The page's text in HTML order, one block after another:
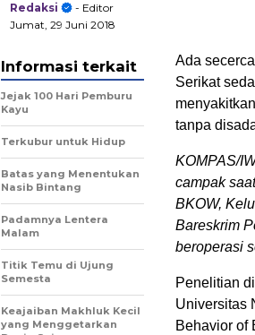
Redaksi
- Editor
Jumat, 29 Juni 2018
Ada
Serikat
tanpa
KOMPAS/
campak
BKOW,
Bareskrim
beroperasi
Penelitian
Universitas
Behavior of
Informasi terkait
Jejak 100 Hari Pemburu
Kayu
Terkubur untuk Hidup
Batas yang Menentukan
Nasib Bintang
Padamnya Lentera
Malam
Titik Temu di Ujung
Semesta
Keajaiban Makhluk Kecil
yang Menggetarkan